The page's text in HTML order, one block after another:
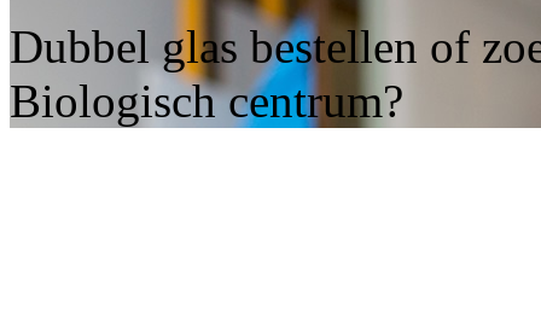
Dubbel glas bestellen of
Biologisch centrum?